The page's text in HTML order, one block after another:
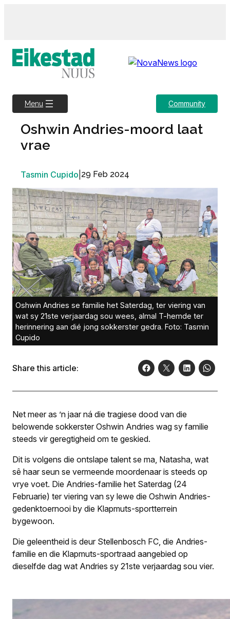
Menu Community
Oshwin Andries-moord laat
vrae
Tasmin Cupido 29 Feb 2024
Oshwin Andries se familie het Saterdag, ter viering van
wat sy 21ste verjaardag sou wees, almal T-hemde ter
herinnering aan dié jong sokkerster gedra. Foto: Tasmin
Cupido
Share this article:
Net meer as ’n jaar ná die tragiese dood van die
belowende sokkerster Oshwin Andries wag sy familie
steeds vir geregtigheid om te geskied.
Dit is volgens die ontslape talent se ma, Natasha, wat
sê haar seun se vermeende moordenaar is steeds op
vrye voet. Die Andries-familie het Saterdag (24
Februarie) ter viering van sy lewe die Oshwin Andries-
gedenktoernooi by die Klapmuts-sportterrein
bygewoon.
Die geleentheid is deur Stellenbosch FC, die Andries-
familie en die Klapmuts-sportraad aangebied op
dieselfde dag wat Andries sy 21ste verjaardag sou vier.